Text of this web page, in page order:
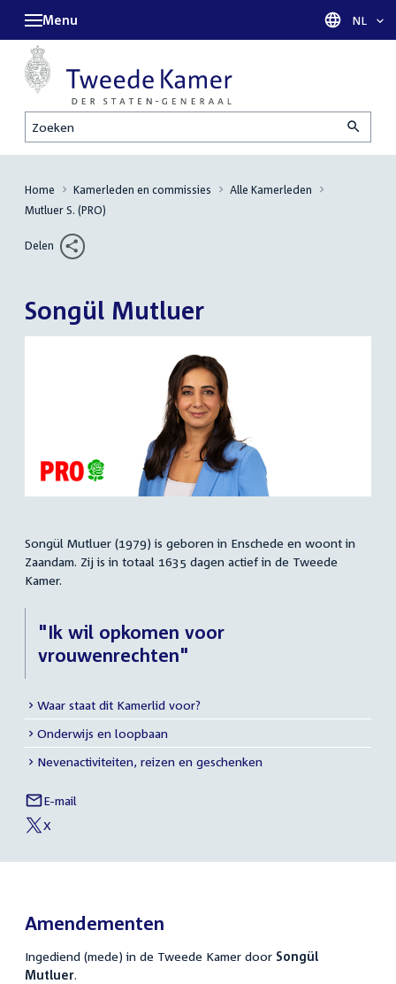
Zoeken
Menu Taal
NL
Home Kamerleden en commissies
Alle Kamerleden
Mutluer S. (PRO)
Delen
Songül Mutluer
Samenvatting
Songül Mutluer (1979) is geboren in Enschede en woont in
Zaandam. Zij is in totaal 1635 dagen actief in de Tweede
Kamer.
"Ik wil opkomen voor
vrouwenrechten"
Meer
info
Waar staat dit Kamerlid voor?
Onderwijs en loopbaan
Nevenactiviteiten, reizen en geschenken
Links
naar
sociale
E-mail
Songül
Mutluer
External
X
van
Mutluer
Amendementen
Ingediend (mede) in de Tweede Kamer door Songül
Mutluer.